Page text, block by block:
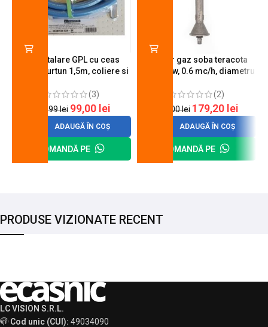
Kit instalare GPL cu ceas
butelie, furtun 1,5m, coliere si
(3)
120,99lei 99,00 lei
ADAUGĂ ÎN COȘ
COMANDĂ PE
Arzator gaz soba teracota
A600, 6 kw, 0.6 mc/h, diametru
(2)
200,00lei 179,20 lei
ADAUGĂ ÎN COȘ
COMANDĂ PE
PRODUSE VIZIONATE RECENT
LC VISION S.R.L.
Cod unic (CUI): 49034090